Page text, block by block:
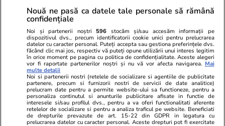
PARTENERI
Nouă ne pasă ca datele tale personale să rămână
confidențiale
Noi și partenerii noștri 596 stocăm și/sau accesăm informații pe
dispozitivul dvs., precum identificatorii cookie unici pentru prelucrarea
datelor cu caracter personal. Puteți accepta sau gestiona preferințele dvs.
făcând clic mai jos, respectiv vă puteți opune utilizării unui interes legitim
în orice moment pe pagina cu politica de confidențialitate. Aceste alegeri
vor fi raportate partenerilor noștri și nu vă vor afecta navigarea. Mai
multe detalii
Noi si partenerii nostri (retelele de socializare si agentiile de publicitate
partenere, precum si furnizorii nostri de servicii de date analitice)
prelucram date pentru a permite website-ului sa functioneze, pentru a
personaliza continutul si anunturile publicitare afisate in functie de
interesele si/sau profilul dvs., pentru a va oferi functionalitati aferente
retelelor de socializare si pentru a analiza traficul pe website. Beneficiati
de drepturile prevazute de art. 15-22 din GDPR in legatura cu
prelucrarea datelor cu caracter personal. Aceste drepturi pot fi exercitate